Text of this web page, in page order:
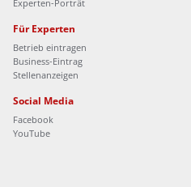
Experten-Porträt
Für Experten
Betrieb eintragen
Business-Eintrag
Stellenanzeigen
Social Media
Facebook
YouTube